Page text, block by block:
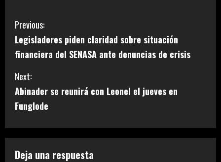
C
o
n
t
i
n
u
Previous:
Legisladores piden claridad sobre situación
financiera del SENASA ante denuncias de crisis
Next:
Abinader se reunirá con Leonel el jueves en
Funglode
Deja una respuesta